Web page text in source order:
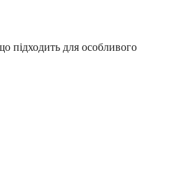
підходить для особливого